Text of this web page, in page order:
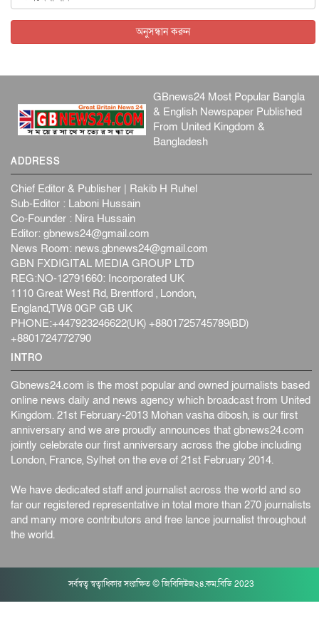
আন্তর্জাতিক ৫ আগস্ট, ২০২৬
অনুসন্ধান করুন
GBnews24 Most Popular Bangla
& English Newspaper Published
From United Kingdom &
Bangladesh
ADDRESS
Chief Editor & Publisher | Rakib H Ruhel
Sub-Editor : Laboni Hussain
Co-Founder : Nira Hussain
Editor: gbnews24@gmail.com
News Room: news.gbnews24@gmail.com
GBN FXDIGITAL MEDIA GROUP LTD
REG:NO-12791660: Incorporated UK
1110 Great West Rd, Brentford , London,
England,TW8 0GP GB UK
PHONE:+447923246622(UK) +8801725745789(BD)
+8801724772790
INTRO
Gbnews24.com is the most popular and owned journalists based
online news daily and news agency which broadcast from United
Kingdom. 21st February-2013 Mohan vasha dibosh, is our first
anniversary and we are proudly announces that gbnews24.com
jointly celebrate our first anniversary across the globe including
London, France, Sylhet on the eve of 21st February 2014.
We have dedicated staff and journalist across the world and so
far our registered representative in total more than 270 journalists
and many more contributors and free lance journalist throughout
the world.
সর্বস্বত্ব স্বত্বাধিকার সংরক্ষিত © জিবিনিউজ২৪.কম.বিডি 2023